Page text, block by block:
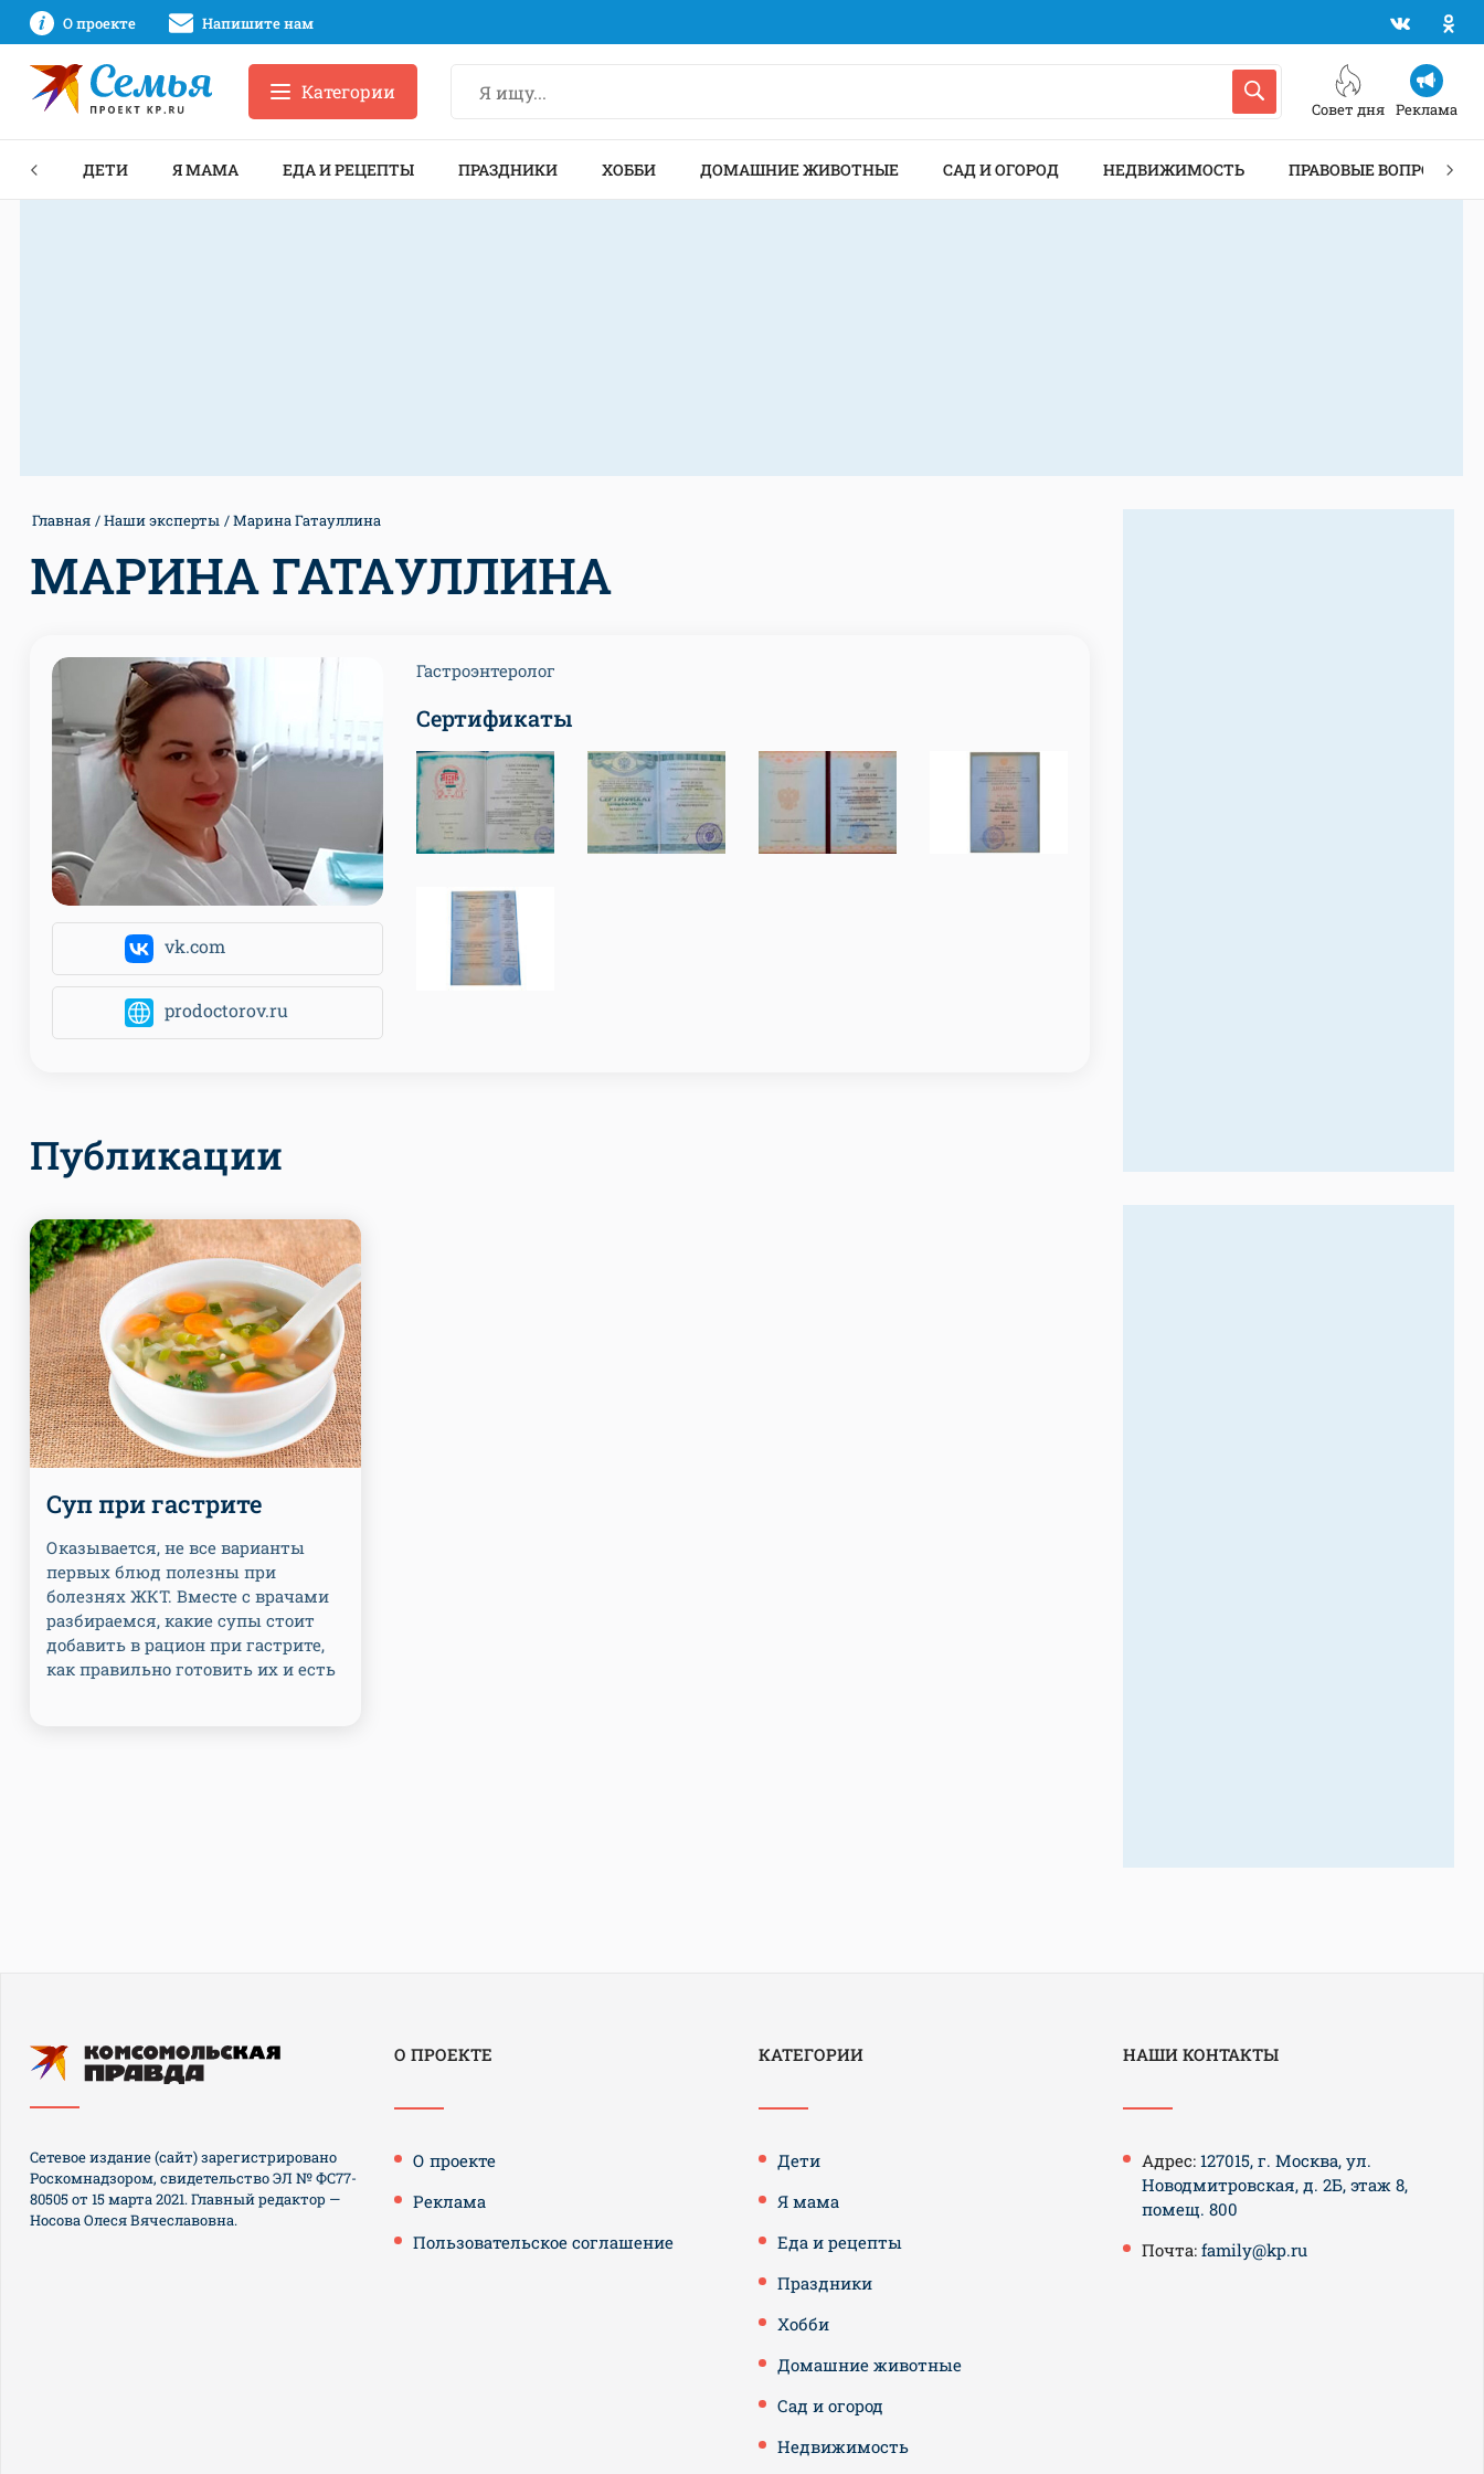
О проекте Напишите нам
Совет дня Реклама
Категории
ДЕТИ Я МАМА ЕДА И РЕЦЕПТЫ ПРАЗДНИКИ ХОББИ ДОМАШНИЕ ЖИВОТНЫЕ САД И ОГОРОД НЕДВИЖИМОСТЬ ПРАВОВЫЕ ВОПРОСЫ
Главная Наши эксперты Марина Гатауллина
МАРИНА ГАТАУЛЛИНА
vk.com
prodoctorov.ru
Гастроэнтеролог
Сертификаты
Публикации
Суп при гастрите
Оказывается, не все варианты
первых блюд полезны при
болезнях ЖКТ. Вместе с врачами
разбираемся, какие супы стоит
добавить в рацион при гастрите,
как правильно готовить их и есть
О ПРОЕКТЕ
О проекте
Реклама
Пользовательское соглашение
КАТЕГОРИИ
Дети
Я мама
Еда и рецепты
Праздники
Хобби
Домашние животные
Сад и огород
Недвижимость
НАШИ КОНТАКТЫ
Адрес: 127015, г. Москва, ул.
Новодмитровская, д. 2Б, этаж 8,
помещ. 800
Почта: family@kp.ru
Сетевое издание (сайт) зарегистрировано
Роскомнадзором, свидетельство ЭЛ № ФС77-
80505 от 15 марта 2021. Главный редактор —
Носова Олеся Вячеславовна.